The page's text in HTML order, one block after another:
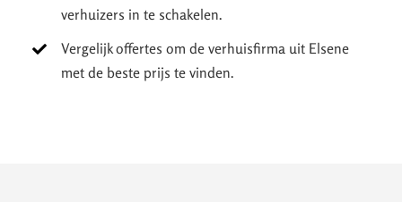
verhuizers in te schakelen.
Vergelijk offertes om de verhuisfirma uit Elsene
met de beste prijs te vinden.